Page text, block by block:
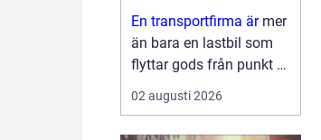
leveranser
En transportfirma ärmer
än bara en lastbil som
flyttar gods från punkt A
till punkt B. För många
företag är den en
02 augusti 2026